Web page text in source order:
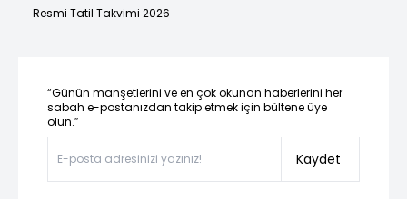
Resmi Tatil Takvimi 2026
“Günün manşetlerini ve en çok okunan haberlerini her
sabah e-postanızdan takip etmek için bültene üye
olun.”
Kaydet